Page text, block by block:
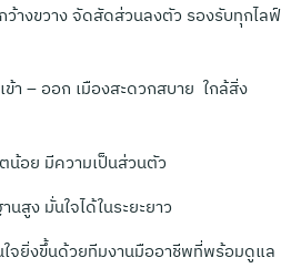
างขวาง จัดสัดส่วนลงตัว รองรับทุกไลฟ์
า – ออก เมืองสะดวกสบาย ใกล้สิ่ง
อย มีความเป็นส่วนตัว
สูง มั่นใจได้ในระยะยาว
จยิ่งขึ้นด้วยทีมงานมืออาชีพที่พร้อมดูแล